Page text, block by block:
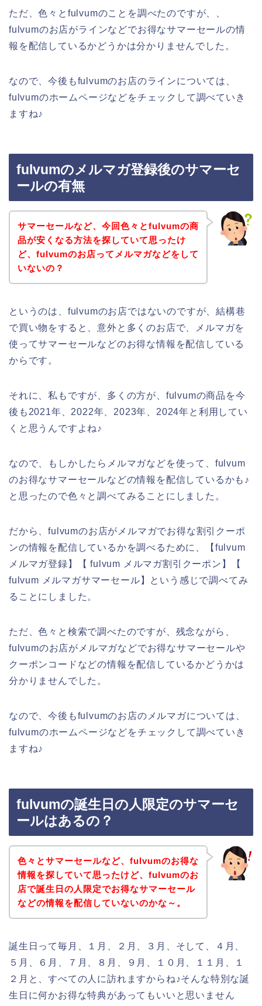
ただ、色々とfulvumのことを調べたのですが、、
fulvumのお店がラインなどでお得なサマーセールの情
報を配信しているかどうかは分かりませんでした。
なので、今後もfulvumのお店のラインについては、
fulvumのホームページなどをチェックして調べていき
ますね♪
fulvumのメルマガ登録後のサマーセ
ールの有無
サマーセールなど、今回色々とfulvumの商
品が安くなる方法を探していて思ったけ
ど、fulvumのお店ってメルマガなどをして
いないの？
というのは、fulvumのお店ではないのですが、結構巷
で買い物をすると、意外と多くのお店で、メルマガを
使ってサマーセールなどのお得な情報を配信している
からです。
それに、私もですが、多くの方が、fulvumの商品を今
後も2021年、2022年、2023年、2024年と利用してい
くと思うんですよね♪
なので、もしかしたらメルマガなどを使って、fulvum
のお得なサマーセールなどの情報を配信しているかも♪
と思ったので色々と調べてみることにしました。
だから、fulvumのお店がメルマガでお得な割引クーポ
ンの情報を配信しているかを調べるために、【fulvum
メルマガ登録】【 fulvum メルマガ割引クーポン】【
fulvum メルマガサマーセール】という感じで調べてみ
ることにしました。
ただ、色々と検索で調べたのですが、残念ながら、
fulvumのお店がメルマガなどでお得なサマーセールや
クーポンコードなどの情報を配信しているかどうかは
分かりませんでした。
なので、今後もfulvumのお店のメルマガについては、
fulvumのホームページなどをチェックして調べていき
ますね♪
fulvumの誕生日の人限定のサマーセ
ールはあるの？
色々とサマーセールなど、fulvumのお得な
情報を探していて思ったけど、fulvumのお
店で誕生日の人限定でお得なサマーセール
などの情報を配信していないのかな～。
誕生日って毎月、１月、２月、３月、そして、４月、
５月、６月、７月、８月、９月、１０月、１１月、１
２月と、すべての人に訪れますからね♪そんな特別な誕
生日に何かお得な特典があってもいいと思いません